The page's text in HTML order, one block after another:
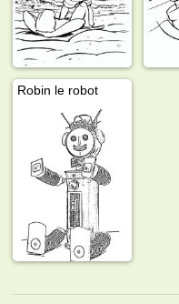
Robin le robot